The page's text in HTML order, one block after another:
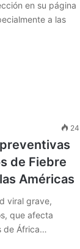
en su página
a las
24
de Fiebre
Américas
viral grave,
que afecta
de África…